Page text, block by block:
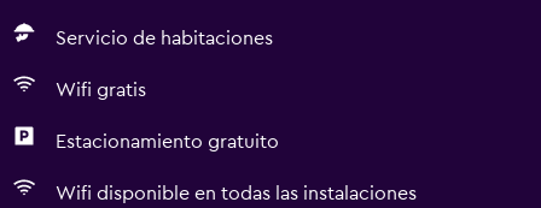
Servicio de habitaciones
Wifi gratis
Estacionamiento gratuito
Wifi disponible en todas las instalaciones